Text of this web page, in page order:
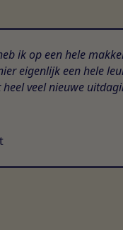
ik op een hele
eigenlijk een hele
veel nieuwe